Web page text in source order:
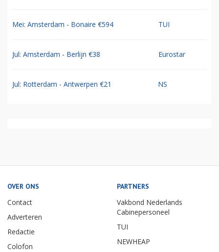
Mei: Amsterdam - Bonaire €594 TUI
Jul: Amsterdam - Berlijn €38 Eurostar
Jul: Rotterdam - Antwerpen €21 NS
OVER ONS
Contact
Adverteren
Redactie
Colofon
PARTNERS
Vakbond Nederlands
Cabinepersoneel
TUI
NEWHEAP